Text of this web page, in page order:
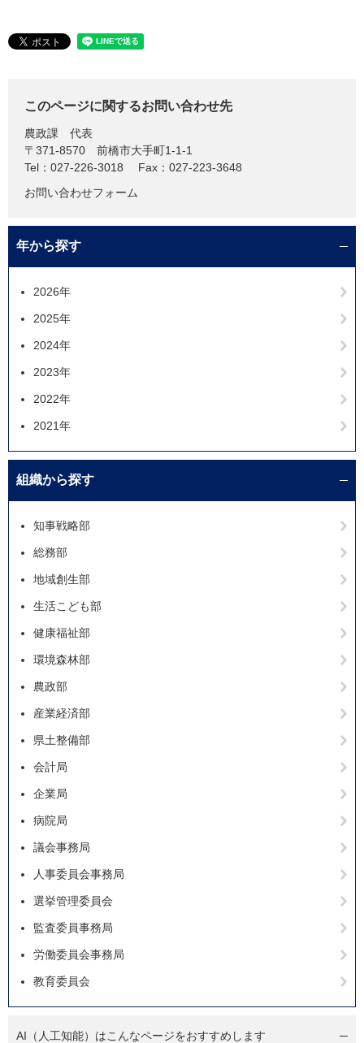
このページに関するお問い合わせ先
農政課
代表
〒371-8570
前橋市大手町1-1-1
Tel：027-226-3018
Fax：027-223-3648
お問い合わせフォーム
年から探す
2026年
2025年
2024年
2023年
2022年
2021年
組織から探す
知事戦略部
総務部
地域創生部
生活こども部
健康福祉部
環境森林部
農政部
産業経済部
県土整備部
会計局
企業局
病院局
議会事務局
人事委員会事務局
選挙管理委員会
監査委員事務局
労働委員会事務局
教育委員会
AI（人工知能）はこんなページをおすすめします